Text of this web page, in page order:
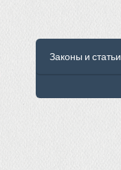
Законы и статьи